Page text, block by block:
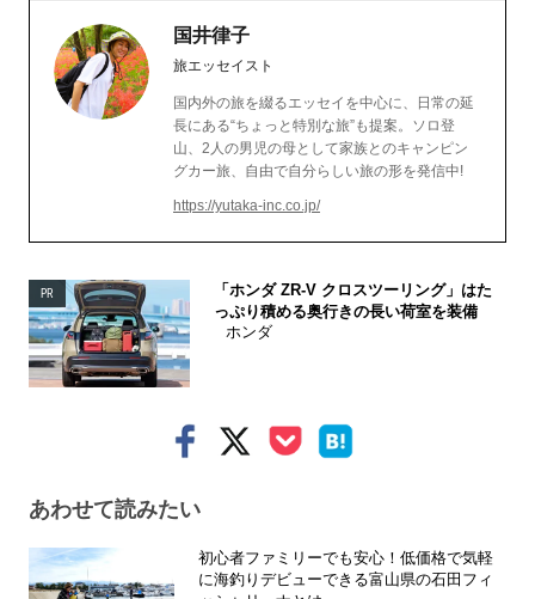
国井律子
旅エッセイスト
国内外の旅を綴るエッセイを中心に、日常の延
長にある“ちょっと特別な旅”も提案。ソロ登
山、2人の男児の母として家族とのキャンピン
グカー旅、自由で自分らしい旅の形を発信中!
https://yutaka-inc.co.jp/
PR
「ホンダ ZR-V クロスツーリング」はた
っぷり積める奥行きの長い荷室を装備
ホンダ
あわせて読みたい
初心者ファミリーでも安心！低価格で気軽
に海釣りデビューできる富山県の石田フィ